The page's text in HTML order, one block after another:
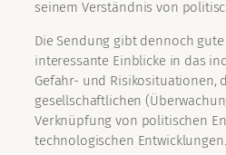
seinem Verständnis von
Die Sendung gibt dennoch
interessante Einblicke in das
Gefahr- und Risikosituationen,
gesellschaftlichen
Verknüpfung von politischen
technologischen Entwicklungen.